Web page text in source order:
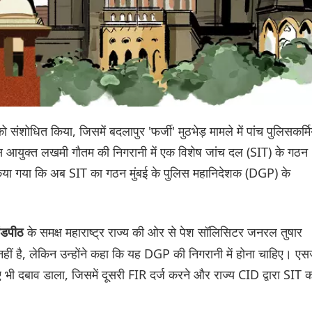
संशोधित किया, जिसमें बदलापुर 'फर्जी' मुठभेड़ मामले में पांच
लखमी गौतम की निगरानी में एक विशेष जांच दल (SIT) के गठन
गया कि अब SIT का गठन मुंबई के पुलिस महानिदेशक (DGP) के
के समक्ष महाराष्ट्र राज्य की ओर से पेश सॉलिसिटर जनरल तुषार
है, लेकिन उन्होंने कहा कि यह DGP की निगरानी में होना चाहिए।
दबाव डाला, जिसमें दूसरी FIR दर्ज करने और राज्य CID ​​द्वारा SIT